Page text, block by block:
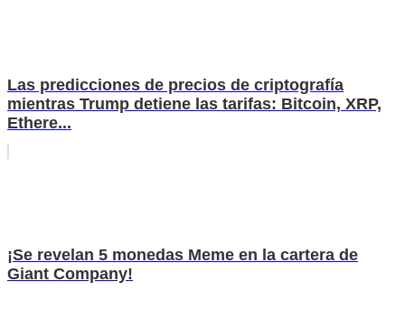
Las predicciones de precios de criptografía
mientras Trump detiene las tarifas: Bitcoin, XRP,
Ethere...
¡Se revelan 5 monedas Meme en la cartera de
Giant Company!